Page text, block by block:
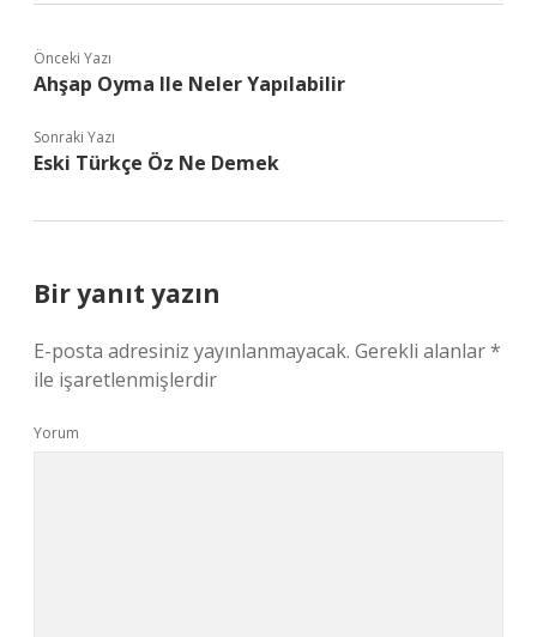
Önceki Yazı
Ahşap Oyma Ile Neler Yapılabilir
Sonraki Yazı
Eski Türkçe Öz Ne Demek
Bir yanıt yazın
E-posta adresiniz yayınlanmayacak. Gerekli alanlar*
ile işaretlenmişlerdir
Yorum